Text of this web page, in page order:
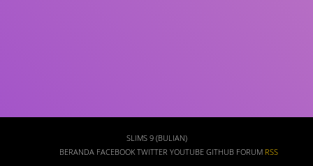
SLIMS 9 (BULIAN)
BERANDA FACEBOOK TWITTER YOUTUBE GITHUB FORUM RSS